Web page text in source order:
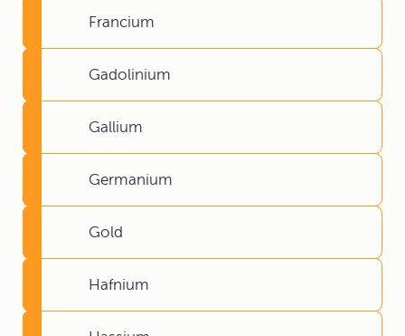
Francium
Gadolinium
Gallium
Germanium
Gold
Hafnium